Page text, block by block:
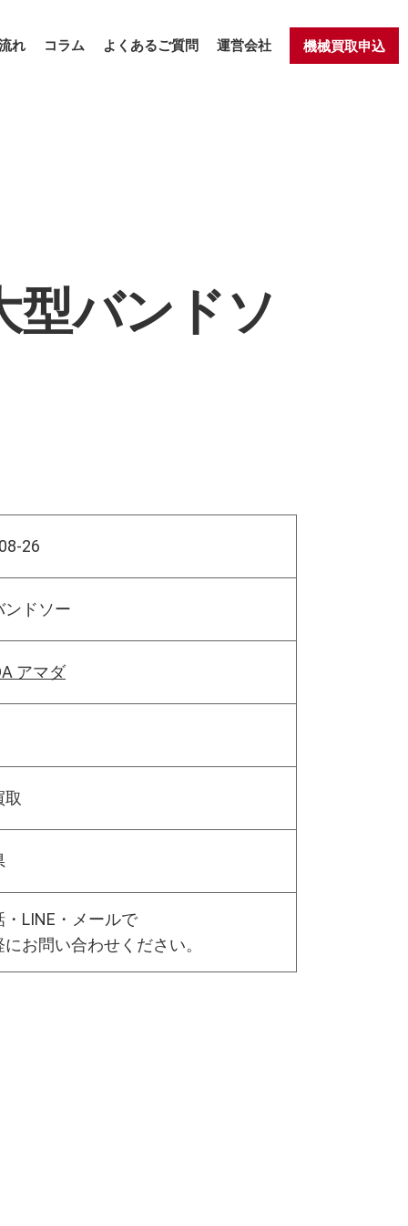
れ コラム よくあるご質問 運営会社 機械買取申込
型バンドソ
26
ンドソー
アマダ
取
・LINE・メールで
にお問い合わせください。